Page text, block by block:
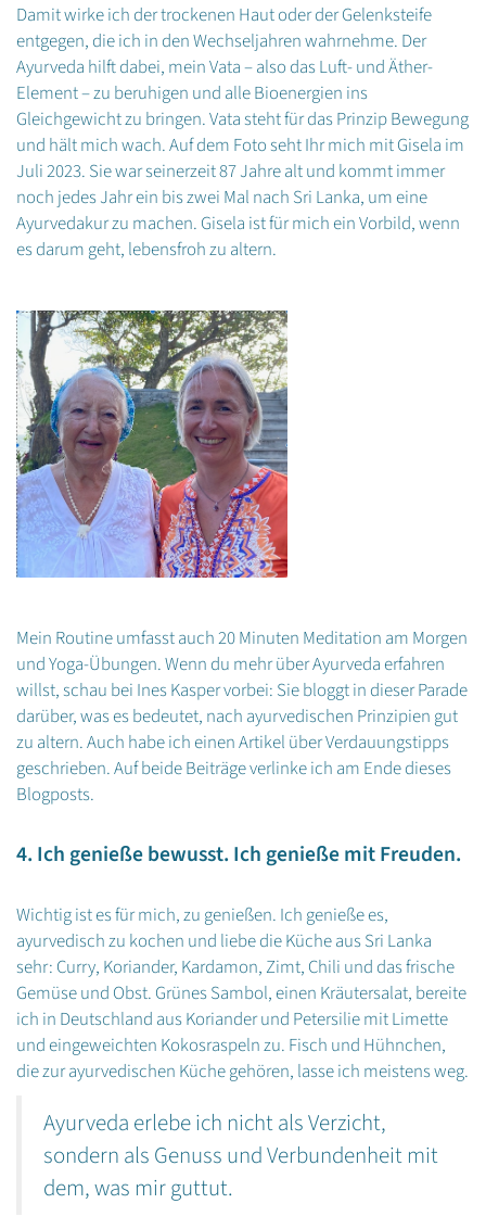
Damit wirke ich der trockenen Haut oder der Gelenksteife
entgegen, die ich in den Wechseljahren wahrnehme. Der
Ayurveda hilft dabei, mein Vata – also das Luft- und Äther-
Element – zu beruhigen und alle Bioenergien ins
Gleichgewicht zu bringen. Vata steht für das Prinzip Bewegung
und hält mich wach. Auf dem Foto seht Ihr mich mit Gisela im
Juli 2023. Sie war seinerzeit 87 Jahre alt und kommt immer
noch jedes Jahr ein bis zwei Mal nach Sri Lanka, um eine
Ayurvedakur zu machen. Gisela ist für mich ein Vorbild, wenn
es darum geht, lebensfroh zu altern.
Mein Routine umfasst auch 20 Minuten Meditation am Morgen
und Yoga-Übungen. Wenn du mehr über Ayurveda erfahren
willst, schau bei Ines Kasper vorbei: Sie bloggt in dieser Parade
darüber, was es bedeutet, nach ayurvedischen Prinzipien gut
zu altern. Auch habe ich einen Artikel über Verdauungstipps
geschrieben. Auf beide Beiträge verlinke ich am Ende dieses
Blogposts.
4. Ich genieße bewusst. Ich genieße mit Freuden.
Wichtig ist es für mich, zu genießen. Ich genieße es,
ayurvedisch zu kochen und liebe die Küche aus Sri Lanka
sehr: Curry, Koriander, Kardamon, Zimt, Chili und das frische
Gemüse und Obst. Grünes Sambol, einen Kräutersalat, bereite
ich in Deutschland aus Koriander und Petersilie mit Limette
und eingeweichten Kokosraspeln zu. Fisch und Hühnchen,
die zur ayurvedischen Küche gehören, lasse ich meistens weg.
Ayurveda erlebe ich nicht als Verzicht,
sondern als Genuss und Verbundenheit mit
dem, was mir guttut.